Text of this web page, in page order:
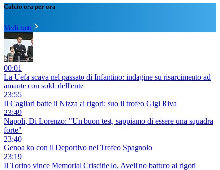
Calcio ora per ora
Vedi tutti
00:01
La Uefa scava nel passato di Infantino: indagine su risarcimento ad
amante con soldi dell'ente
23:55
Il Cagliari batte il Nizza ai rigori: suo il trofeo Gigi Riva
23:49
Napoli, Di Lorenzo: "Un buon test, sappiamo di essere una squadra
forte"
23:40
Genoa ko con il Deportivo nel Trofeo Spagnolo
23:19
Il Torino vince Memorial Criscitiello, Avellino battuto ai rigori